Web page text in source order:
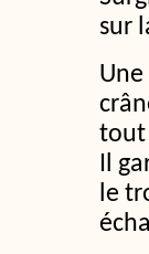
sur
tout
Il
le